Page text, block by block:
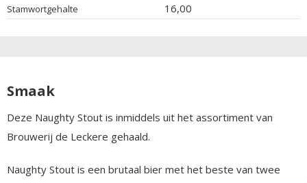
Stamwortgehalte 16,00
Smaak
Deze Naughty Stout is inmiddels uit het assortiment van
Brouwerij de Leckere gehaald.
Naughty Stout is een brutaal bier met het beste van twee